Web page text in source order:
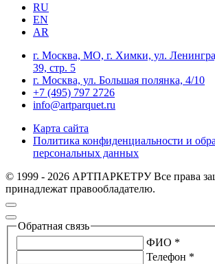
RU
EN
AR
г. Москва, МО, г. Химки, ул.
39, стр. 5
г. Москва, ул. Большая полянка, 4/10
+7 (495) 797 2726
info@artparquet.ru
Карта сайта
Политика конфиденциальности и
персональных данных
© 1999 - 2026 АРТПАРКЕТРУ Все права
принадлежат правообладателю.
Обратная связь
ФИО *
Телефон *